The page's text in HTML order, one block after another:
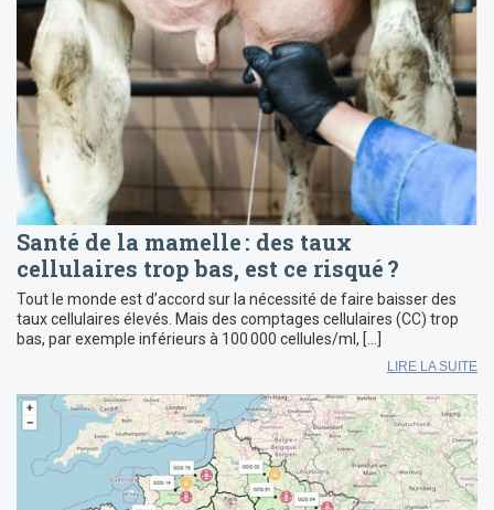
Santé de la mamelle : des taux
cellulaires trop bas, est ce risqué ?
Tout le monde est d’accord sur la nécessité de faire baisser des
taux cellulaires élevés. Mais des comptages cellulaires (CC) trop
bas, par exemple inférieurs à 100 000 cellules/ml, […]
LIRE LA SUITE